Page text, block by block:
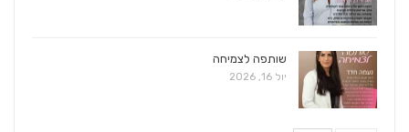
שותפה לצמיחה
יול 16, 2026